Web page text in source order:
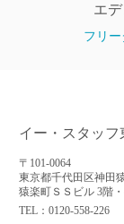
エ
フリー
イー・スタッフ
〒101-0064
東京都千代田区神田
猿楽町ＳＳビル 3階
TEL：0120-558-226